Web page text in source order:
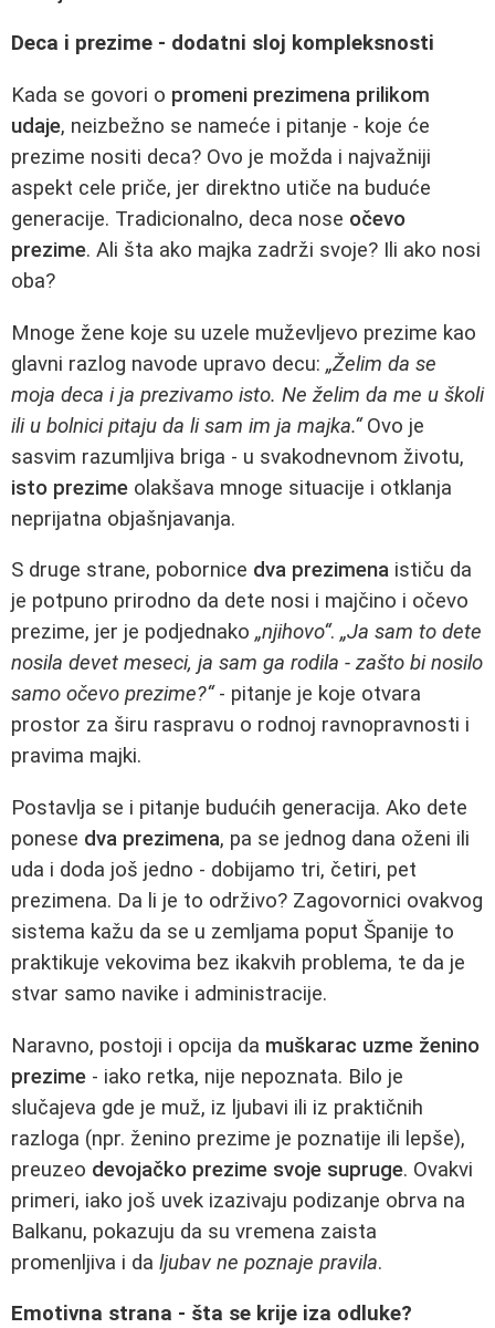
Deca i prezime - dodatni sloj kompleksnosti
Kada se govori o promeni prezimena prilikom
udaje, neizbežno se nameće i pitanje - koje će
prezime nositi deca? Ovo je možda i najvažniji
aspekt cele priče, jer direktno utiče na buduće
generacije. Tradicionalno, deca nose očevo
prezime. Ali šta ako majka zadrži svoje? Ili ako nosi
oba?
Mnoge žene koje su uzele muževljevo prezime kao
glavni razlog navode upravo decu: „Želim da se
moja deca i ja prezivamo isto. Ne želim da me u školi
ili u bolnici pitaju da li sam im ja majka.“Ovo je
sasvim razumljiva briga - u svakodnevnom životu,
isto prezime olakšava mnoge situacije i otklanja
neprijatna objašnjavanja.
S druge strane, pobornice dva prezimena ističu da
je potpuno prirodno da dete nosi i majčino i očevo
prezime, jer je podjednako „njihovo“. „Ja sam to dete
nosila devet meseci, ja sam ga rodila - zašto bi nosilo
samo očevo prezime?“- pitanje je koje otvara
prostor za širu raspravu o rodnoj ravnopravnosti i
pravima majki.
Postavlja se i pitanje budućih generacija. Ako dete
ponese dva prezimena, pa se jednog dana oženi ili
uda i doda još jedno - dobijamo tri, četiri, pet
prezimena. Da li je to održivo? Zagovornici ovakvog
sistema kažu da se u zemljama poput Španije to
praktikuje vekovima bez ikakvih problema, te da je
stvar samo navike i administracije.
Naravno, postoji i opcija da muškarac uzme ženino
prezime - iako retka, nije nepoznata. Bilo je
slučajeva gde je muž, iz ljubavi ili iz praktičnih
razloga (npr. ženino prezime je poznatije ili lepše),
preuzeo devojačko prezime svoje supruge. Ovakvi
primeri, iako još uvek izazivaju podizanje obrva na
Balkanu, pokazuju da su vremena zaista
promenljiva i da ljubav ne poznaje pravila.
Emotivna strana - šta se krije iza odluke?